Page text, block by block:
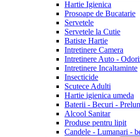
Hartie Igienica
Prosoape de Bucatarie
Servetele
Servetele la Cutie
Batiste Hartie
Intretinere Camera
Intretinere Auto -
Intretinere Incaltaminte
Insecticide
Scutece Adulti
Hartie igienica umeda
Baterii - Becuri -
Alcool Sanitar
Produse pentru lipit
Candele - Lumanari -